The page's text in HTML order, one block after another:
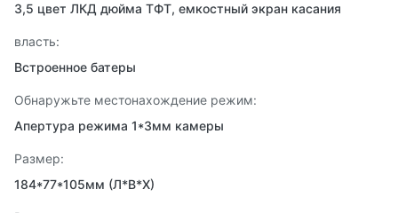
3,5 цвет ЛКД дюйма ТФТ, емкостный экран касания
власть:
Встроенное батеры
Обнаружьте местонахождение режим:
Апертура режима 1*3мм камеры
Размер:
184*77*105мм (Л*В*Х)